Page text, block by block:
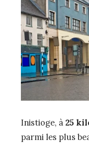
Inistioge, à 25
parmi les plus